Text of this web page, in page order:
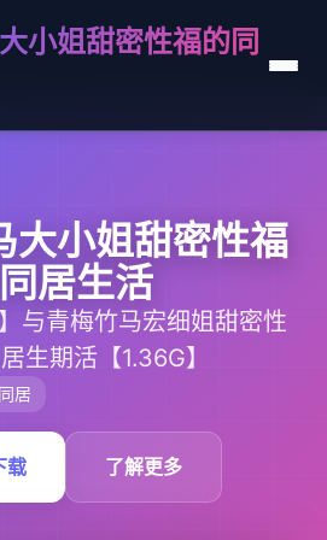
小姐甜密性福的同
大小姐甜密性福
居生活
与青梅竹马宏细姐甜密性
生期活【1.36G】
居
载 了解更多